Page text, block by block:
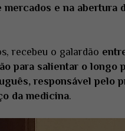
e na abertura
recebeu o galardão
para salientar o longo
responsável pelo
da medicina.